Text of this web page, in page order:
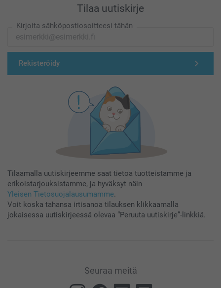
Tilaa uutiskirje
Kirjoita sähköpostiosoitteesi tähän
Rekisteröidy
Tilaamalla uutiskirjeemme saat tietoa tuotteistamme ja
erikoistarjouksistamme, ja hyväksyt näin
Yleisen Tietosuojalausumamme.
Voit koska tahansa irtisanoa tilauksen klikkaamalla
jokaisessa uutiskirjeessä olevaa “Peruuta uutiskirje”-linkkiä.
Seuraa meitä